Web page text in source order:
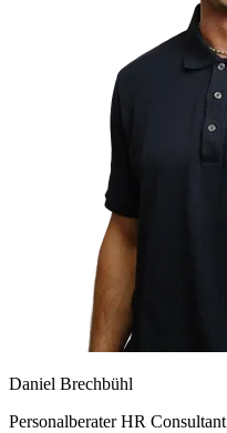
Daniel Brechbühl
Personalberater HR Consultant